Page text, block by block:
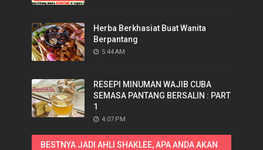
Herba Berkhasiat Buat Wanita
Berpantang
5:44 AM
RESEPI MINUMAN WAJIB CUBA
SEMASA PANTANG BERSALIN : PART
1
4:07 PM
BESTNYA JADI AHLI SHAKLEE, APA ANDA AKAN